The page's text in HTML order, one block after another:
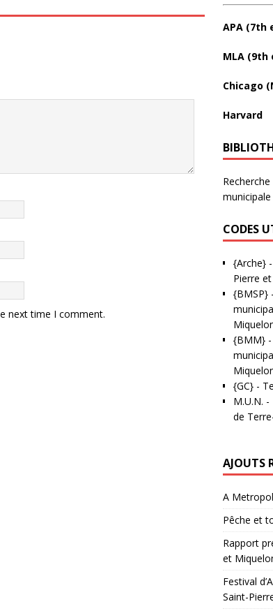
next time I comment.
APA (7th
MLA (9th
Chicago
Harvard
CODES
{Arche}-
Pierre
{BMSP}
{BMM}-
{GC}-
M.U.N. -
de
AJOUTS
A
Pêche et
Rapport
et
Festival
Saint-